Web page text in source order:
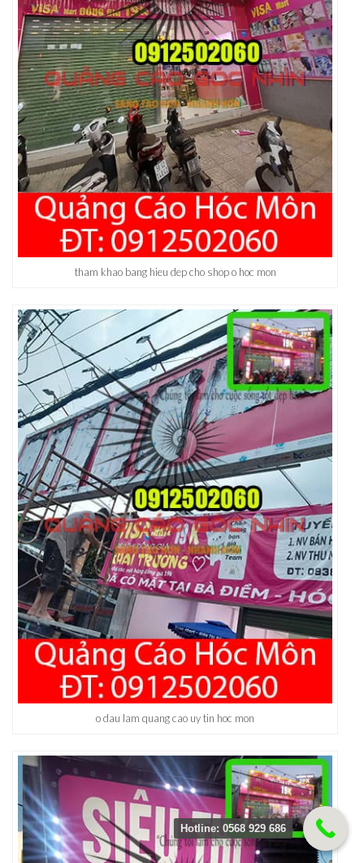
tham khao bang hieu dep cho shop o hoc mon
o dau lam quang cao uy tin hoc mon
Hotline: 0568 929 686